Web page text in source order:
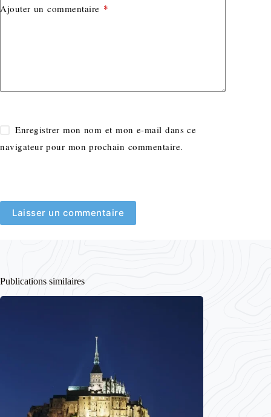
Ajouter un commentaire *
Enregistrer mon nom et mon e-mail dans ce
navigateur pour mon prochain commentaire.
Laisser un commentaire
Publications similaires